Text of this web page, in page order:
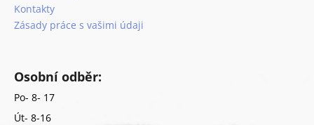
Kontakty
Zásady práce s vašimi údaji
Osobní odběr:
Po- 8- 17
Út- 8-16